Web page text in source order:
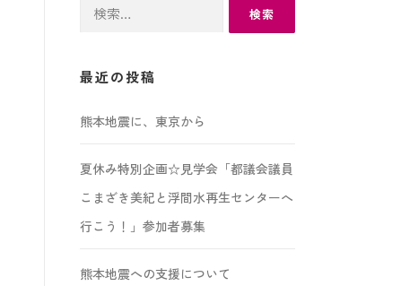
最近の投稿
熊本地震に、東京から
夏休み特別企画☆見学会「都議会議員
こまざき美紀と浮間水再生センターへ
行こう！」参加者募集
熊本地震への支援について